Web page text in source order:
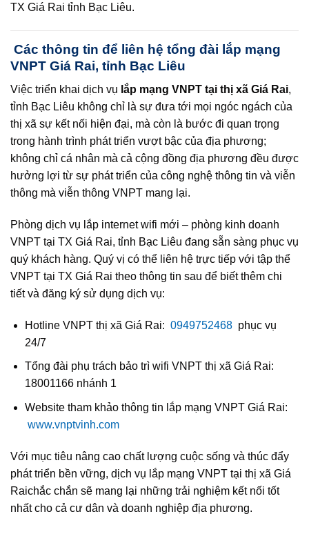
TX Giá Rai tỉnh Bạc Liêu.
Các thông tin để liên hệ tổng đài lắp mạng
VNPT Giá Rai, tỉnh Bạc Liêu
Việc triển khai dịch vụ lắp mạng VNPT tại thị xã Giá Rai,
tỉnh Bạc Liêu không chỉ là sự đưa tới mọi ngóc ngách của
thị xã sự kết nối hiện đại, mà còn là bước đi quan trọng
trong hành trình phát triển vượt bậc của địa phương;
không chỉ cá nhân mà cả cộng đồng địa phương đều được
hưởng lợi từ sự phát triển của công nghệ thông tin và viễn
thông mà viễn thông VNPT mang lại.
Phòng dịch vụ lắp internet wifi mới – phòng kinh doanh
VNPT tại TX Giá Rai, tỉnh Bạc Liêu đang sẵn sàng phục vụ
quý khách hàng. Quý vị có thể liên hệ trực tiếp với tập thể
VNPT tại TX Giá Rai theo thông tin sau để biết thêm chi
tiết và đăng ký sử dụng dịch vụ:
Hotline VNPT thị xã Giá Rai: 0949752468 phục vụ
24/7
Tổng đài phụ trách bảo trì wifi VNPT thị xã Giá Rai:
18001166 nhánh 1
Website tham khảo thông tin lắp mạng VNPT Giá Rai:
www.vnptvinh.com
Với mục tiêu nâng cao chất lượng cuộc sống và thúc đẩy
phát triển bền vững, dịch vụ lắp mạng VNPT tại thị xã Giá
Raichắc chắn sẽ mang lại những trải nghiệm kết nối tốt
nhất cho cả cư dân và doanh nghiệp địa phương.